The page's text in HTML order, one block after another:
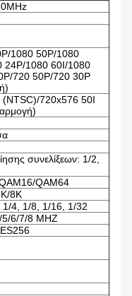
1080 50P/1080
24P/1080 60I/1080
720 50P/720 30P
720x576 50I
συνελίξεων: 1/2,
QAM64
8K
1/4, 1/8, 1/16, 1/32
6/7/8 MHZ